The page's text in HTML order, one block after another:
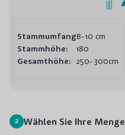
Stammumfang:8-10 cm
Stammhöhe:
180
Gesamthöhe: 250-300cm
2 Wählen Sie Ihre Menge